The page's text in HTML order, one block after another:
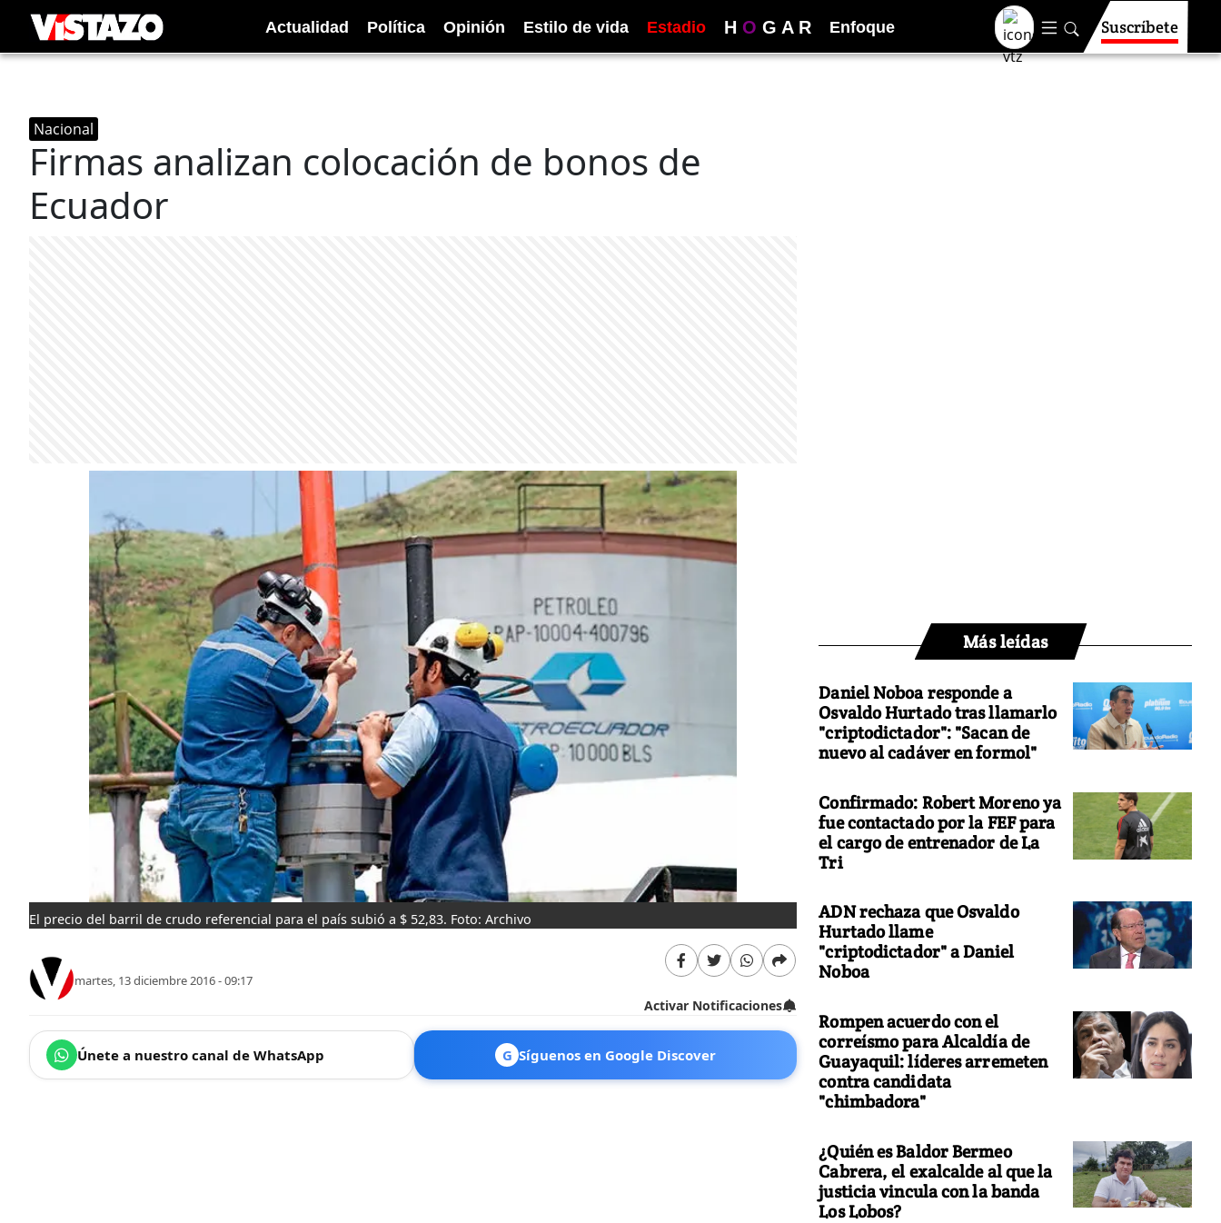
Actualidad Política Opinión Estilo de vida Estadio H O G A R Enfoque Suscríbete
Nacional
Firmas analizan colocación de bonos de
Ecuador
El precio del barril de crudo referencial para el país subió a $ 52,83. Foto: Archivo
martes, 13 diciembre 2016 - 09:17
Activar Notificaciones
Únete a nuestro canal de WhatsApp G Síguenos en Google Discover
Más leídas
Daniel Noboa responde a
Osvaldo Hurtado tras llamarlo
"criptodictador": "Sacan de
nuevo al cadáver en formol"
Confirmado: Robert Moreno ya
fue contactado por la FEF para
el cargo de entrenador de La
Tri
ADN rechaza que Osvaldo
Hurtado llame
"criptodictador" a Daniel
Noboa
Rompen acuerdo con el
correísmo para Alcaldía de
Guayaquil: líderes arremeten
contra candidata
"chimbadora"
¿Quién es Baldor Bermeo
Cabrera, el exalcalde al que la
justicia vincula con la banda
Los Lobos?